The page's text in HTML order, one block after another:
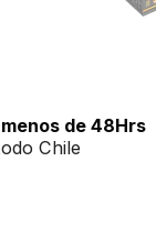
de 48Hrs
Chile